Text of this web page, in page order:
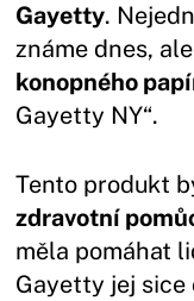
Gayetty.
známe dnes,
konopného
Gayetty NY“.
Tento produkt
zdravotní
měla pomáhat
Gayetty jej sice